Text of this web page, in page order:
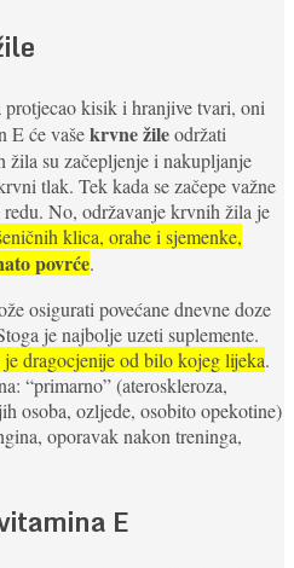
kisik i hranjive tvari, oni
E će vašekrvne žileodržati
žila su začepljenje i nakupljanje
tlak. Tek kada se začepe važne
No, održavanje krvnih žila je
klica, orahe i sjemenke,
povrće.
osigurati povećane dnevne doze
je najbolje uzeti suplemente.
dragocjenije od bilo kojeg lijeka.
“primarno” (ateroskleroza,
osoba, ozljede, osobito opekotine)
oporavak nakon treninga,
E